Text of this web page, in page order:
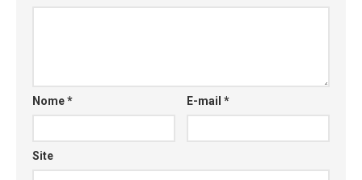
Nome* E-mail*
Site